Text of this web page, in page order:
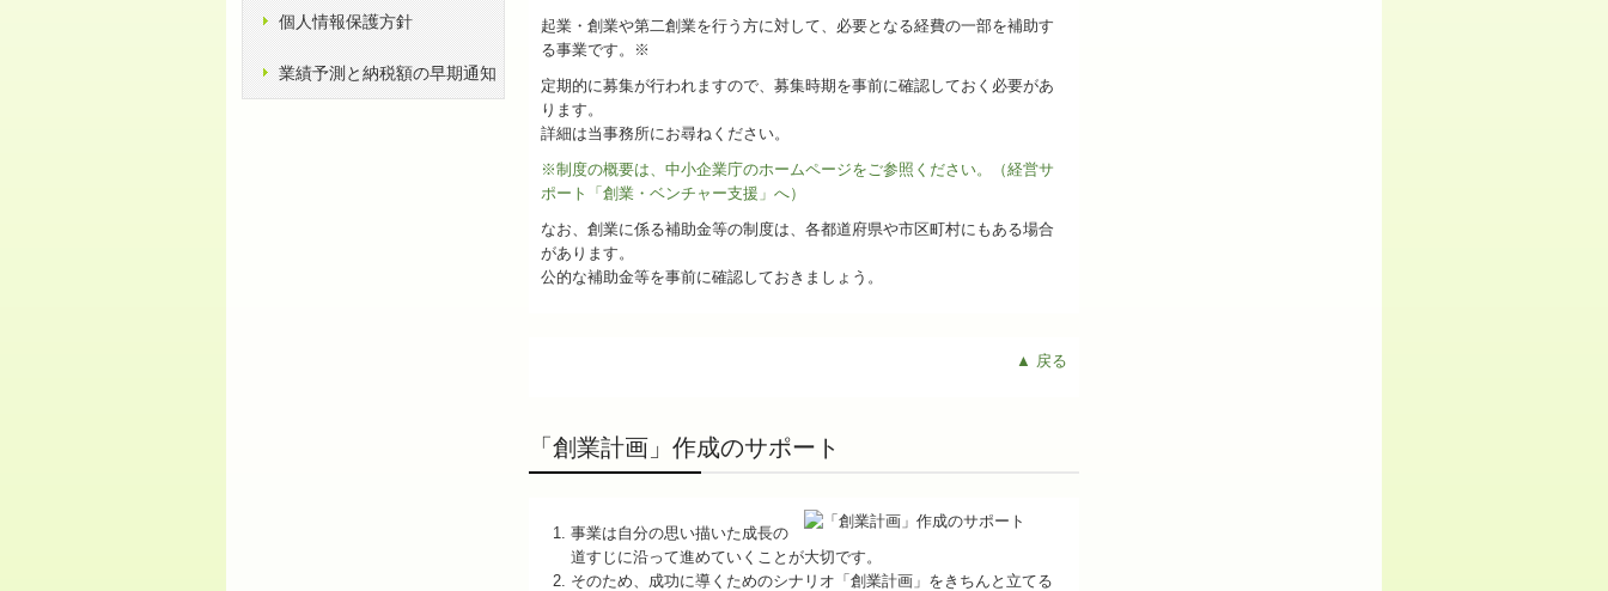
個人情報保護方針
業績予測と納税額の早期通知
起業・創業や第二創業を行う方に対して、必要となる経費の一部を補助す
る事業です。※
定期的に募集が行われますので、募集時期を事前に確認しておく必要があ
ります。
詳細は当事務所にお尋ねください。
※制度の概要は、中小企業庁のホームページをご参照ください。（経営サ
ポート「創業・ベンチャー支援」へ）
なお、創業に係る補助金等の制度は、各都道府県や市区町村にもある場合
があります。
公的な補助金等を事前に確認しておきましょう。
▲ 戻る
「創業計画」作成のサポート
事業は自分の思い描いた成長の
道すじに沿って進めていくことが大切です。
そのため、成功に導くためのシナリオ「創業計画」をきちんと立てる